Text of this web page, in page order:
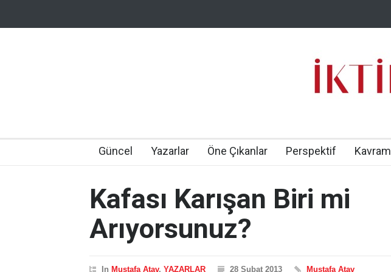
Güncel Yazarlar Öne Çıkanlar Perspektif Kavram
Kafası Karışan Biri mi
Arıyorsunuz?
In Mustafa Atav, YAZARLAR 28 Şubat 2013 Mustafa Atav